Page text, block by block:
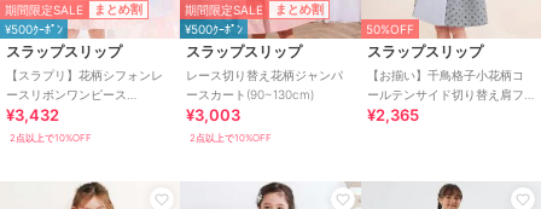
期間限定SALE まとめ割
¥500ｸｰﾎﾟﾝ
スラップスリップ
【スラプリ】花柄シフォンレ
ースリボンワンピース
(80~130cm)
¥3,432
2点以上で10%OFF
期間限定SALE まとめ割
¥500ｸｰﾎﾟﾝ
スラップスリップ
レース切り替え花柄ジャンパ
ースカート(90~130cm)
¥3,003
2点以上で10%OFF
50%OFF
スラップスリップ
【お揃い】千鳥格子小花柄コ
ールテンサイド切り替え肩フ
リルジャンパースカート
¥2,365